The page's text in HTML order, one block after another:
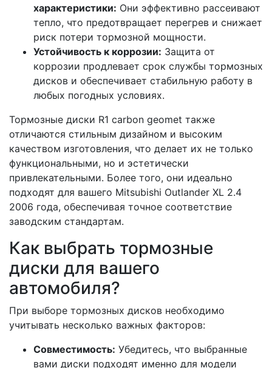
характеристики: Они эффективно рассеивают
тепло, что предотвращает перегрев и снижает
риск потери тормозной мощности.
Устойчивость к коррозии: Защита от
коррозии продлевает срок службы тормозных
дисков и обеспечивает стабильную работу в
любых погодных условиях.
Тормозные диски R1 carbon geomet также
отличаются стильным дизайном и высоким
качеством изготовления, что делает их не только
функциональными, но и эстетически
привлекательными. Более того, они идеально
подходят для вашего Mitsubishi Outlander XL 2.4
2006 года, обеспечивая точное соответствие
заводским стандартам.
Как выбрать тормозные
диски для вашего
автомобиля?
При выборе тормозных дисков необходимо
учитывать несколько важных факторов:
Совместимость: Убедитесь, что выбранные
вами диски подходят именно для модели